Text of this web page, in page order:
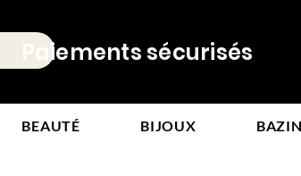
Paiements sécurisés
BEAUTÉ BIJOUX